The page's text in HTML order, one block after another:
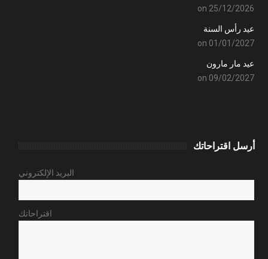
on 25/12/2026
عيد رأس السنة
on 01/01/2027
عيد مار مارون
on 09/02/2027
أرسل اقتراحاتك
البريد الإلكتروني
اقتراحاتك